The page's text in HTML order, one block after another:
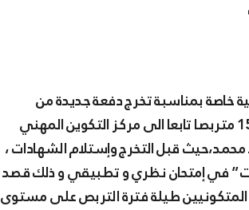
المتربصين تخصص “طاهي جماعي “الدفعة تتكون من 35 متربص منهم 15 متربصا تابعا الى مركز التكوين المهني
حي أولاد محمد،حيث قبل التخرج وإستلام الشهادات ،
” في إمتحان نظري و تطبيقي و ذلك قصد
المتكونيين طيلة فترة التربص على مستوى